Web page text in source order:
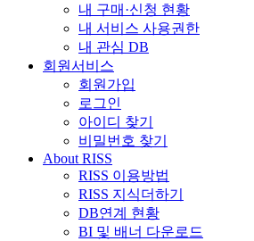
내 구매·신청 현황
내 서비스 사용권한
내 관심 DB
회원서비스
회원가입
로그인
아이디 찾기
비밀번호 찾기
About RISS
RISS 이용방법
RISS 지식더하기
DB연계 현황
BI 및 배너 다운로드